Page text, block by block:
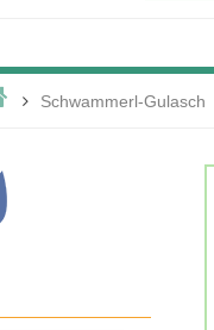
HomeSchwammerl-Gulasch